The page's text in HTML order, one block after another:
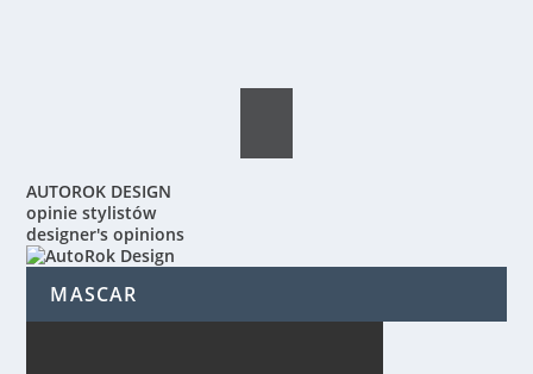
AUTOROK DESIGN
opinie stylistów
designer's opinions
MASCAR